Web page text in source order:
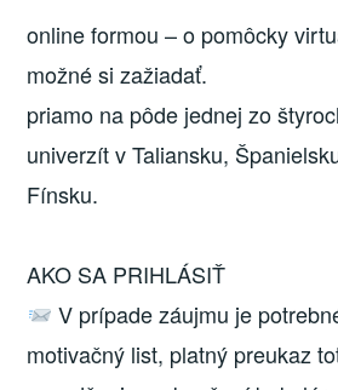
online formou – o pomôcky
možné si zažiadať.
priamo na pôde jednej zo
univerzít v Taliansku,
Fínsku.
AKO SA PRIHLÁSIŤ
V prípade záujmu je
motivačný list, platný preukaz